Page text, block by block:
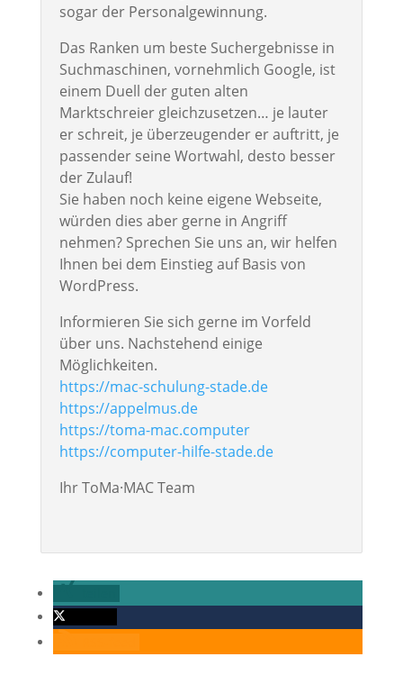
sogar der Personalgewinnung.
Das Ranken um beste Suchergebnisse in
Suchmaschinen, vornehmlich Google, ist
einem Duell der guten alten
Marktschreier gleichzusetzen… je lauter
er schreit, je überzeugender er auftritt, je
passender seine Wortwahl, desto besser
der Zulauf!
Sie haben noch keine eigene Webseite,
würden dies aber gerne in Angriff
nehmen? Sprechen Sie uns an, wir helfen
Ihnen bei dem Einstieg auf Basis von
WordPress.
Informieren Sie sich gerne im Vorfeld
über uns. Nachstehend einige
Möglichkeiten.
https://mac-schulung-stade.de
https://appelmus.de
https://toma-mac.computer
https://computer-hilfe-stade.de
Ihr ToMa·MAC Team